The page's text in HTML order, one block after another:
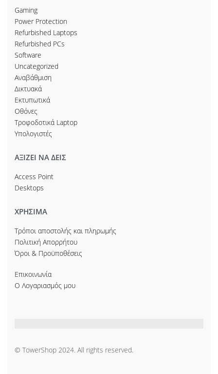
Gaming
Power Protection
Refurbished Laptops
Refurbished PCs
Software
Uncategorized
Αναβάθμιση
Δικτυακά
Εκτυπωτικά
Οθόνες
Τροφοδοτικά Laptop
Υπολογιστές
ΑΞΙΖΕΙ ΝΑ ΔΕΙΣ
Access Point
Desktops
ΧΡΗΣΙΜΑ
Τρόποι αποστολής και πληρωμής
Πολιτική Απορρήτου
Όροι & Προϋποθέσεις
Επικοινωνία
Ο Λογαριασμός μου
© TowerShop 2024. All rights reserved.